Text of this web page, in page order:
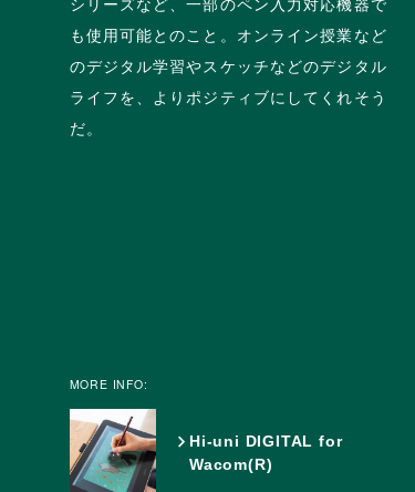
シリーズなど、一部のペン入力対応機器で
も使用可能とのこと。オンライン授業など
のデジタル学習やスケッチなどのデジタル
ライフを、よりポジティブにしてくれそう
だ。
MORE INFO:
Hi-uni DIGITAL for
Wacom(R)